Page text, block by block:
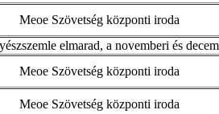
Meoe Szövetség központi iroda
elmarad, a novemberi és
Meoe Szövetség központi iroda
Meoe Szövetség központi iroda